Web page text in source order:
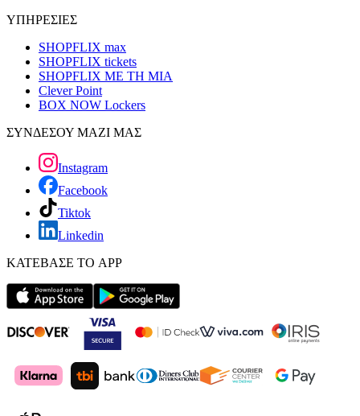
ΥΠΗΡΕΣΙΕΣ
SHOPFLIX max
SHOPFLIX tickets
SHOPFLIX ΜΕ ΤΗ ΜΙΑ
Clever Point
BOX NOW Lockers
ΣΥΝΔΕΣΟΥ ΜΑΖΙ ΜΑΣ
Instagram
Facebook
Tiktok
Linkedin
ΚΑΤΕΒΑΣΕ ΤΟ APP